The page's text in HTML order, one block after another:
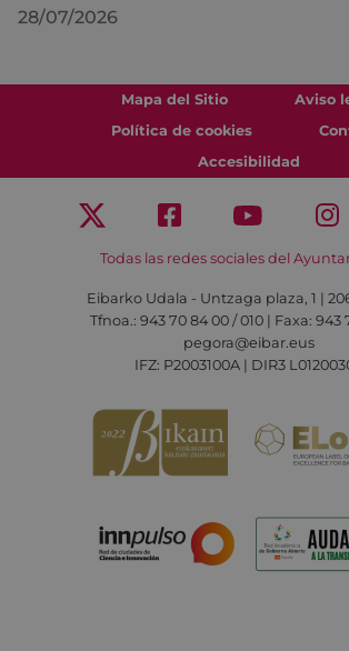
28/07/2026
Mapa del Sitio
Aviso
Política de cookies
Accesibilidad
Todas las redes sociales del
Eibarko Udala - Untzaga plaza, 1 |
Tfnoa.: 943 70 84 00 / 010 | Faxa: 943
pegora@eibar.eus
IFZ: P2003100A | DIR3